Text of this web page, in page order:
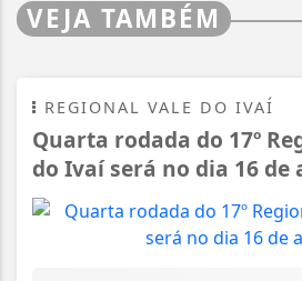
VEJA TAMBÉM
REGIONAL VALE DO IVAÍ
Quarta rodada do 17º
do Ivaí será no dia 16 de